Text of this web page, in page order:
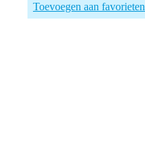
Toevoegen aan favorieten